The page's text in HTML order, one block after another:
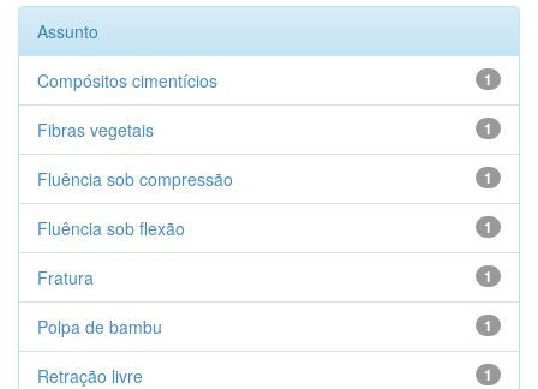
Assunto
1
Compósitos cimentícios
1
Fibras vegetais
1
Fluência sob compressão
1
Fluência sob flexão
1
Fratura
1
Polpa de bambu
1
Retração livre